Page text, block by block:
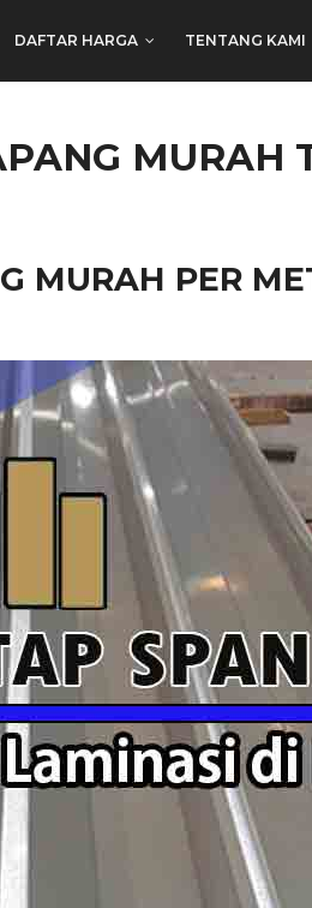
DAFTAR HARGA TENTANG KAMI
MURAH
MURAH PER